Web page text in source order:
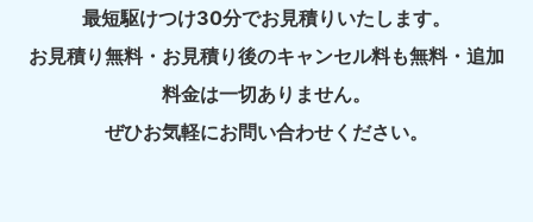
最短駆けつけ30分でお見積りいたします。
お見積り無料・お見積り後のキャンセル料も無料・追加
料金は一切ありません。
ぜひお気軽にお問い合わせください。